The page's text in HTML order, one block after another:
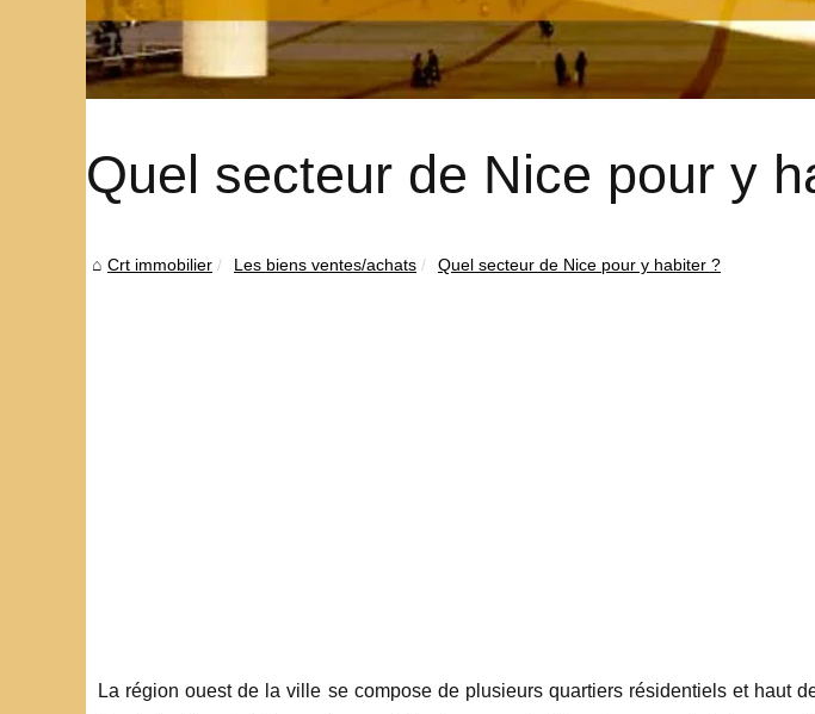
Quel secteur de Nice pour y
Crt immobilier Les biens ventes/achats Quel secteur de Nice pour y habiter ?
La région ouest de la ville se compose de plusieurs quartiers résidentiels et haut